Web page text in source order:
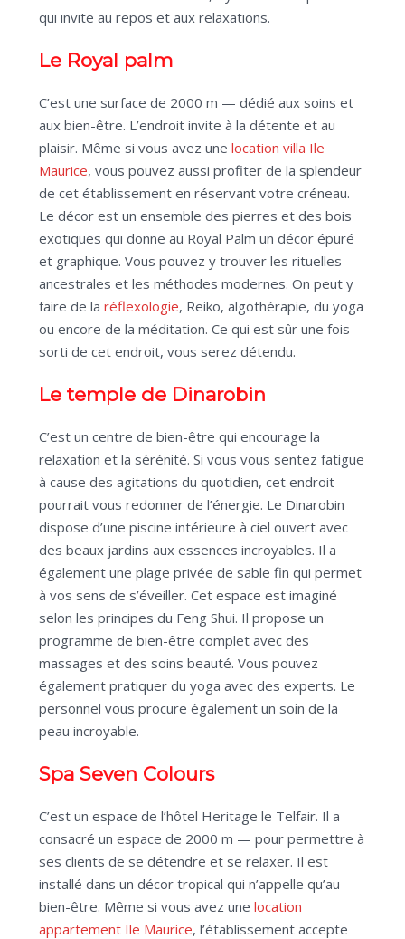
qui invite au repos et aux relaxations.
Le Royal palm
C’est une surface de 2000 m — dédié aux soins et
aux bien-être. L’endroit invite à la détente et au
plaisir. Même si vous avez une location villa Ile
Maurice, vous pouvez aussi profiter de la splendeur
de cet établissement en réservant votre créneau.
Le décor est un ensemble des pierres et des bois
exotiques qui donne au Royal Palm un décor épuré
et graphique. Vous pouvez y trouver les rituelles
ancestrales et les méthodes modernes. On peut y
faire de la réflexologie, Reiko, algothérapie, du yoga
ou encore de la méditation. Ce qui est sûr une fois
sorti de cet endroit, vous serez détendu.
Le temple de Dinarobin
C’est un centre de bien-être qui encourage la
relaxation et la sérénité. Si vous vous sentez fatigue
à cause des agitations du quotidien, cet endroit
pourrait vous redonner de l’énergie. Le Dinarobin
dispose d’une piscine intérieure à ciel ouvert avec
des beaux jardins aux essences incroyables. Il a
également une plage privée de sable fin qui permet
à vos sens de s’éveiller. Cet espace est imaginé
selon les principes du Feng Shui. Il propose un
programme de bien-être complet avec des
massages et des soins beauté. Vous pouvez
également pratiquer du yoga avec des experts. Le
personnel vous procure également un soin de la
peau incroyable.
Spa Seven Colours
C’est un espace de l’hôtel Heritage le Telfair. Il a
consacré un espace de 2000 m — pour permettre à
ses clients de se détendre et se relaxer. Il est
installé dans un décor tropical qui n’appelle qu’au
bien-être. Même si vous avez une location
appartement Ile Maurice, l’établissement accepte